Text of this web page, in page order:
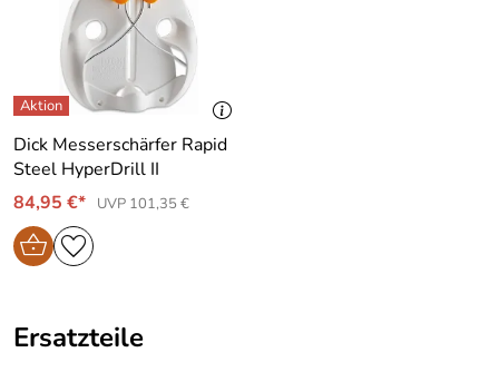
Dick Messerschärfer Rapid
Steel HyperDrill II
84,95 €*
UVP 101,35 €
Ersatzteile